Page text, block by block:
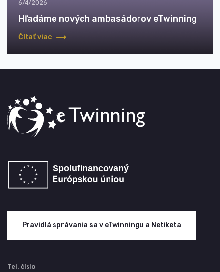
6/4/2026
Hľadáme nových ambasádorov eTwinning
Čítať viac
Pravidlá správania sa v eTwinningu a Netiketa
Tel. číslo